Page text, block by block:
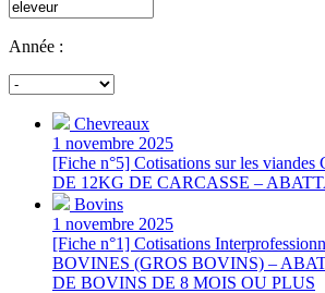
Année :
Chevreaux
1 novembre 2025
[Fiche n°5] Cotisations sur les
DE 12KG DE CARCASSE –
Bovins
1 novembre 2025
[Fiche n°1] Cotisations
BOVINES (GROS BOVINS) –
DE BOVINS DE 8 MOIS OU PLUS